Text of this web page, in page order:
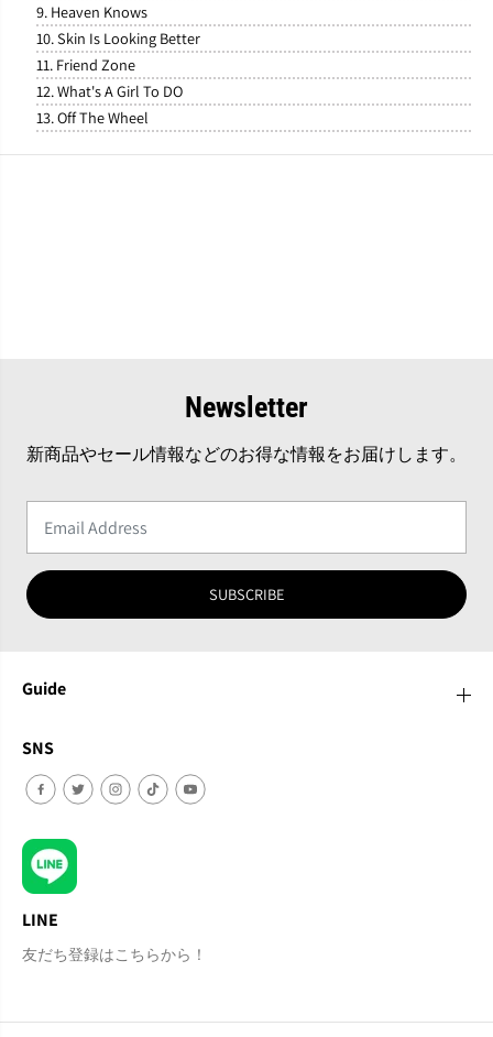
9. Heaven Knows
10. Skin Is Looking Better
11. Friend Zone
12. What's A Girl To DO
13. Off The Wheel
Newsletter
新商品やセール情報などのお得な情報をお届けします。
SUBSCRIBE
Guide
SNS
LINE
友だち登録はこちらから！